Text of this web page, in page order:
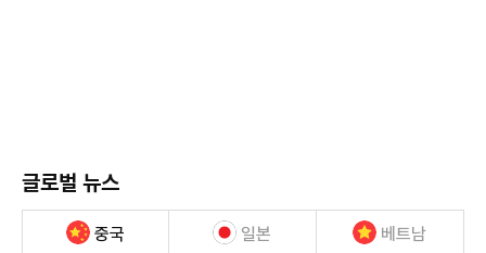
글로벌 뉴스
중국 일본 베트남